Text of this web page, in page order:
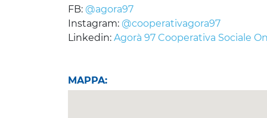
FB: @agora97
Instagram: @cooperativagora97
Linkedin: Agorà 97 Cooperativa Sociale
MAPPA: